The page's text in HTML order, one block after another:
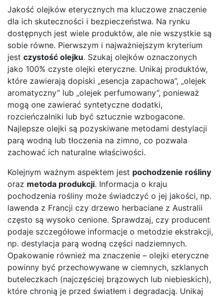
Jakość olejków eterycznych ma kluczowe znaczenie
dla ich skuteczności i bezpieczeństwa. Na rynku
dostępnych jest wiele produktów, ale nie wszystkie są
sobie równe. Pierwszym i najważniejszym kryterium
jest czystość olejku. Szukaj olejków oznaczonych
jako 100% czyste olejki eteryczne. Unikaj produktów,
które zawierają dopiski „esencja zapachowa”, „olejek
aromatyczny” lub „olejek perfumowany”, ponieważ
mogą one zawierać syntetyczne dodatki,
rozcieńczalniki lub być sztucznie wzbogacone.
Najlepsze olejki są pozyskiwane metodami destylacji
parą wodną lub tłoczenia na zimno, co pozwala
zachować ich naturalne właściwości.
Kolejnym ważnym aspektem jest pochodzenie rośliny
oraz metoda produkcji. Informacja o kraju
pochodzenia rośliny może świadczyć o jej jakości, np.
lawenda z Francji czy drzewo herbaciane z Australii
często są wysoko cenione. Sprawdzaj, czy producent
podaje szczegółowe informacje o metodzie ekstrakcji,
np. destylacja parą wodną części nadziemnych.
Opakowanie również ma znaczenie – olejki eteryczne
powinny być przechowywane w ciemnych, szklanych
buteleczkach (najczęściej brązowych lub niebieskich),
które chronią je przed światłem i degradacją. Unikaj